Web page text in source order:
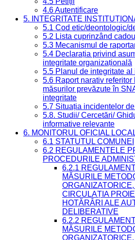
4.6 Autentificare
5. INTEGRITATE
5.1 Cod etic/deontologic/
5.2 Lista cuprinzând
5.3 Mecanismul de
5.4 Declarația privind
integritate organizațională
5.5 Planul de integritate al
5.6 Raport narativ
măsurilor prevăzute în
integritate
5.7 Situația incidentelor
5.8. Studii/ Cercetări/
informative relevante
6. MONITORUL OFICIAL
6.1 STATUTUL COMUNEI
6.2 REGULAMENTELE
PROCEDURILE
6.2.1
MĂSURILE
CIRCULAȚIA
HOTĂRÂRI ALE
DELIBERATIVE
6.2.2
MĂSURILE